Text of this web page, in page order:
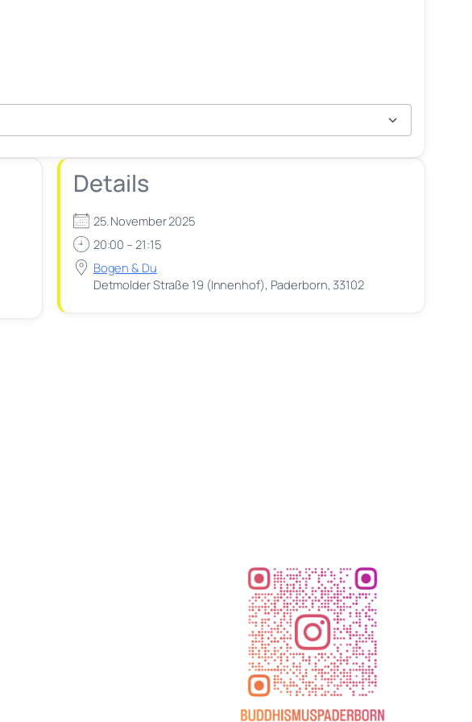
Details
25. November 2025
20:00 – 21:15
Bogen & Du
Detmolder Straße 19 (Innenhof), Paderborn, 33102